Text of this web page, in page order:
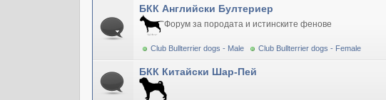
БКК Английски Бултериер
Форум за породата и истинските фенове
Club Bullterrier dogs - Male Club Bullterrier dogs - Female
БКК Китайски Шар-Пей